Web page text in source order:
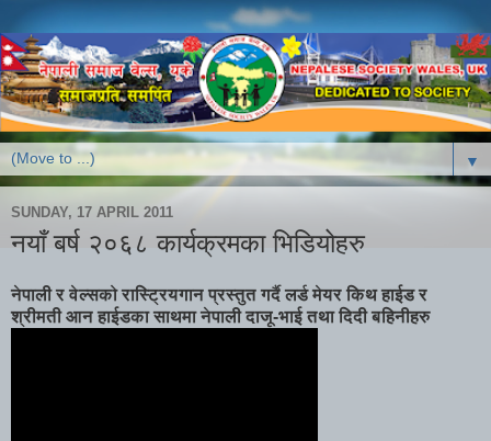
▼
SUNDAY, 17 APRIL 2011
नयाँ बर्ष २०६८ कार्यक्रमका भिडियोहरु
नेपाली र वेल्सको रास्ट्रियगान प्रस्तुत गर्दै लर्ड मेयर किथ हाईड र
श्रीमती आन हाईडका साथमा नेपाली दाजू-भाई तथा दिदी बहिनीहरु